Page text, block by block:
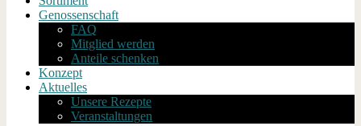
Genossenschaft
FAQ
Mitglied werden
Anteile schenken
Konzept
Aktuelles
Unsere Rezepte
Veranstaltungen